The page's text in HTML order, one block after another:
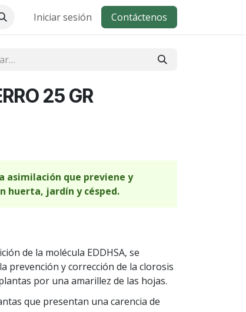
Iniciar sesión Contáctenos
25 GR
asimilación que previene y
huerta, jardín y césped.
de la molécula EDDHSA, se
prevención y corrección de la clorosis
por una amarillez de las hojas.
que presentan una carencia de